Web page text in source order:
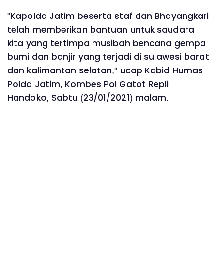
"Kapolda Jatim beserta staf dan Bhayangkari
telah memberikan bantuan untuk saudara
kita yang tertimpa musibah bencana gempa
bumi dan banjir yang terjadi di sulawesi barat
dan kalimantan selatan," ucap Kabid Humas
Polda Jatim, Kombes Pol Gatot Repli
Handoko, Sabtu (23/01/2021) malam.